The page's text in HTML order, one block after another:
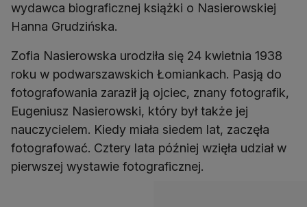
wydawca biograficznej książki o Nasierowskiej
Hanna Grudzińska.
Zofia Nasierowska urodziła się 24 kwietnia 1938
roku w podwarszawskich Łomiankach. Pasją do
fotografowania zaraził ją ojciec, znany fotografik,
Eugeniusz Nasierowski, który był także jej
nauczycielem. Kiedy miała siedem lat, zaczęła
fotografować. Cztery lata później wzięła udział w
pierwszej wystawie fotograficznej.